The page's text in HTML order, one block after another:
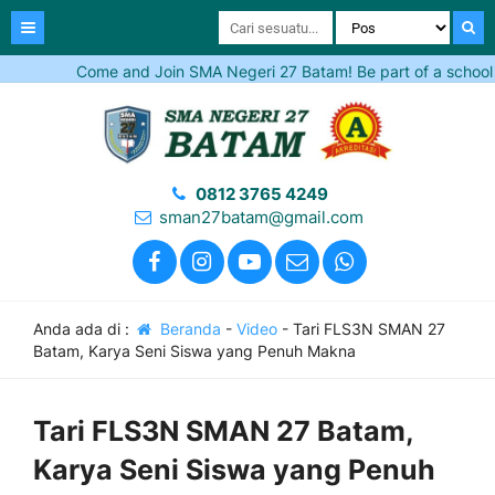
Come and Join SMA Negeri 27 Batam! Be part of a
0812 3765 4249
sman27batam@gmail.com
Anda ada di : Beranda - Video- Tari FLS3N SMAN 27
Batam, Karya Seni Siswa yang Penuh Makna
Tari FLS3N SMAN 27 Batam,
Karya Seni Siswa yang Penuh